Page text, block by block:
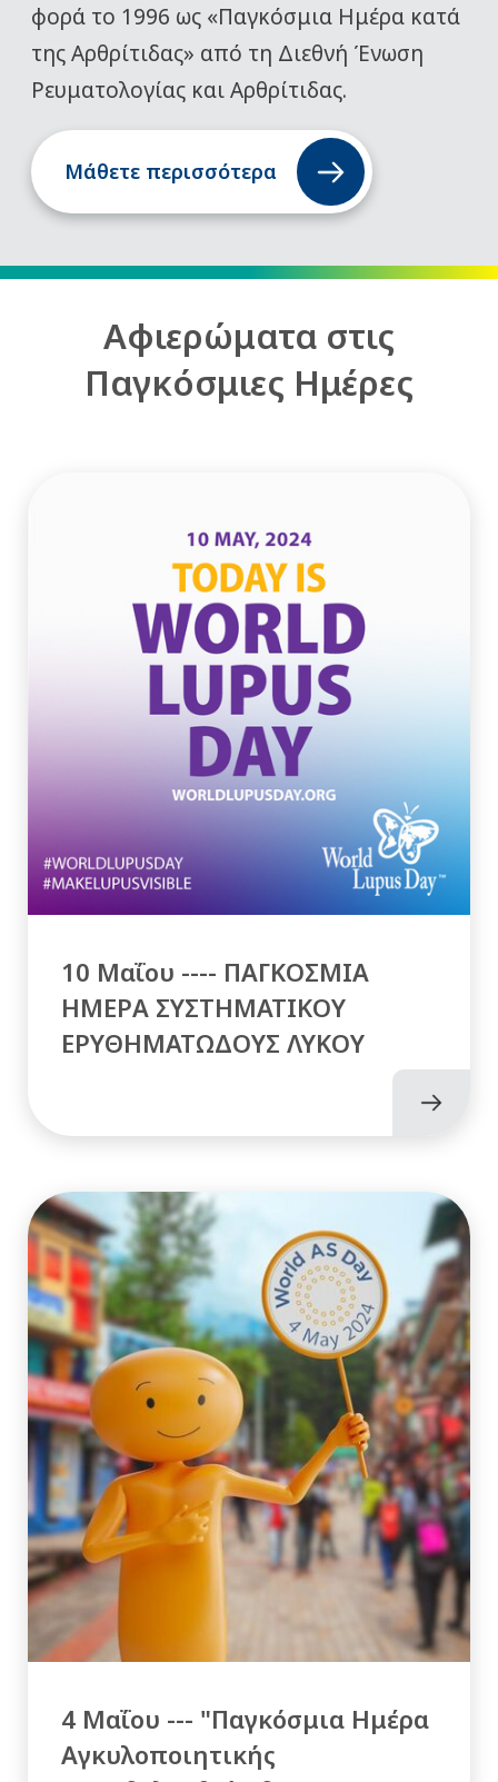
φορά το 1996 ως «Παγκόσμια Ημέρα κατά
της Αρθρίτιδας» από τη Διεθνή Ένωση
Ρευματολογίας και Αρθρίτιδας.
Μάθετε περισσότερα
Αφιερώματα στις
Παγκόσμιες Ημέρες
10 Μαΐου ---- ΠΑΓΚΟΣΜΙΑ
ΗΜΕΡΑ ΣΥΣΤΗΜΑΤΙΚΟΥ
ΕΡΥΘΗΜΑΤΩΔΟΥΣ ΛΥΚΟΥ
4 Μαΐου --- "Παγκόσμια Ημέρα
Αγκυλοποιητικής